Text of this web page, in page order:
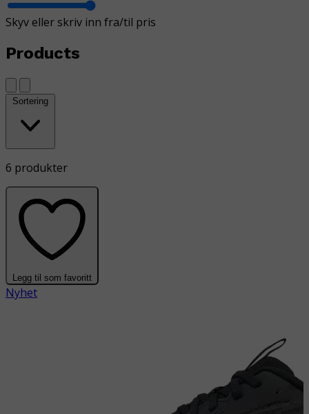
Skyv eller skriv inn fra/til pris
Products
Sortering
6 produkter
Legg til som favoritt
Nyhet